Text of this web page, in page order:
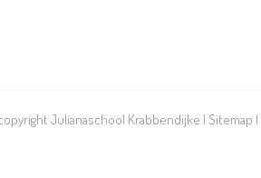
Julianaschool Krabbendijke | Sitemap |